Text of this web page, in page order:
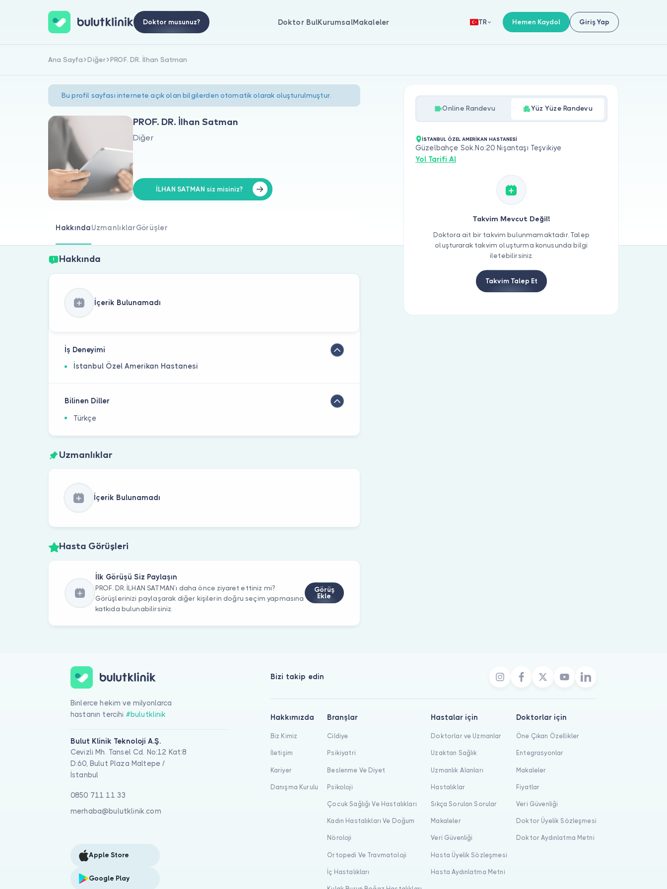
Doktor musunuz? Doktor BulKurumsalMakaleler TR Hemen Kaydol Giriş Yap
Ana Sayfa Diğer PROF. DR. İlhan Satman
Bu profil sayfası internete açık olan bilgilerden otomatik olarak oluşturulmuştur.
PROF. DR. İlhan Satman
Diğer
İLHAN SATMAN siz misiniz?
HakkındaUzmanlıklarGörüşler
Hakkında
İçerik Bulunamadı
İş Deneyimi
İstanbul Özel Amerikan Hastanesi
Bilinen Diller
Türkçe
Uzmanlıklar
İçerik Bulunamadı
Hasta Görüşleri
İlk Görüşü Siz Paylaşın
PROF. DR. İLHAN SATMAN’ı daha önce ziyaret ettiniz mi?
Görüşlerinizi paylaşarak diğer kişilerin doğru seçim yapmasına
katkıda bulunabilirsiniz.
Görüş
Ekle
Online Randevu Yüz Yüze Randevu
İSTANBUL ÖZEL AMERİKAN HASTANESİ
Güzelbahçe Sok.No:20 Nişantaşı Teşvikiye
Yol Tarifi Al
Takvim Mevcut Değil!
Doktora ait bir takvim bulunmamaktadır. Talep
oluşturarak takvim oluşturma konusunda bilgi
iletebilirsiniz.
Takvim Talep Et
Binlerce hekim ve milyonlarca
hastanın tercihi #bulutklinik
Bulut Klinik Teknoloji A.Ş.
Cevizli Mh. Tansel Cd. No:12 Kat:8
D:60, Bulut Plaza Maltepe /
İstanbul
0850 711 11 33
merhaba@bulutklinik.com
Apple Store
Google Play
Bizi takip edin
Hakkımızda
Biz Kimiz
İletişim
Kariyer
Danışma Kurulu
Branşlar
Cildiye
Psikiyatri
Beslenme Ve Diyet
Psikoloji
Çocuk Sağlığı Ve Hastalıkları
Kadın Hastalıkları Ve Doğum
Nöroloji
Ortopedi Ve Travmatoloji
İç Hastalıkları
Hastalar için
Doktorlar ve Uzmanlar
Uzaktan Sağlık
Uzmanlık Alanları
Hastalıklar
Sıkça Sorulan Sorular
Makaleler
Veri Güvenliği
Hasta Üyelik Sözleşmesi
Hasta Aydınlatma Metni
Doktorlar için
Öne Çıkan Özellikler
Entegrasyonlar
Makaleler
Fiyatlar
Veri Güvenliği
Doktor Üyelik Sözleşmesi
Doktor Aydınlatma Metni